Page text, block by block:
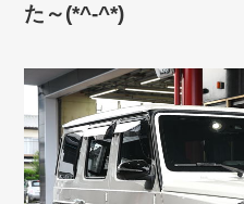
た～(*^-^*)